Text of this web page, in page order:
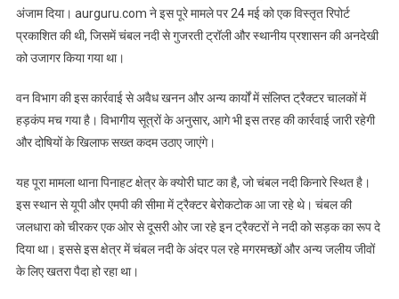
अंजाम दिया। aurguru.com ने इस पूरे मामले पर 24 मई को एक विस्तृत रिपोर्ट
प्रकाशित की थी, जिसमें चंबल नदी से गुजरती ट्रॉली और स्थानीय प्रशासन की अनदेखी
को उजागर किया गया था।
वन विभाग की इस कार्रवाई से अवैध खनन और अन्य कार्यों में संलिप्त ट्रैक्टर चालकों में
हड़कंप मच गया है। विभागीय सूत्रों के अनुसार, आगे भी इस तरह की कार्रवाई जारी रहेगी
और दोषियों के खिलाफ सख्त कदम उठाए जाएंगे।
यह पूरा मामला थाना पिनाहट क्षेत्र के क्योरी घाट का है, जो चंबल नदी किनारे स्थित है।
इस स्थान से यूपी और एमपी की सीमा में ट्रैक्टर बेरोकटोक आ जा रहे थे। चंबल की
जलधारा को चीरकर एक ओर से दूसरी ओर जा रहे इन ट्रैक्टरों ने नदी को सड़क का रूप दे
दिया था। इससे इस क्षेत्र में चंबल नदी के अंदर पल रहे मगरमच्छों और अन्य जलीय जीवों
के लिए खतरा पैदा हो रहा था।